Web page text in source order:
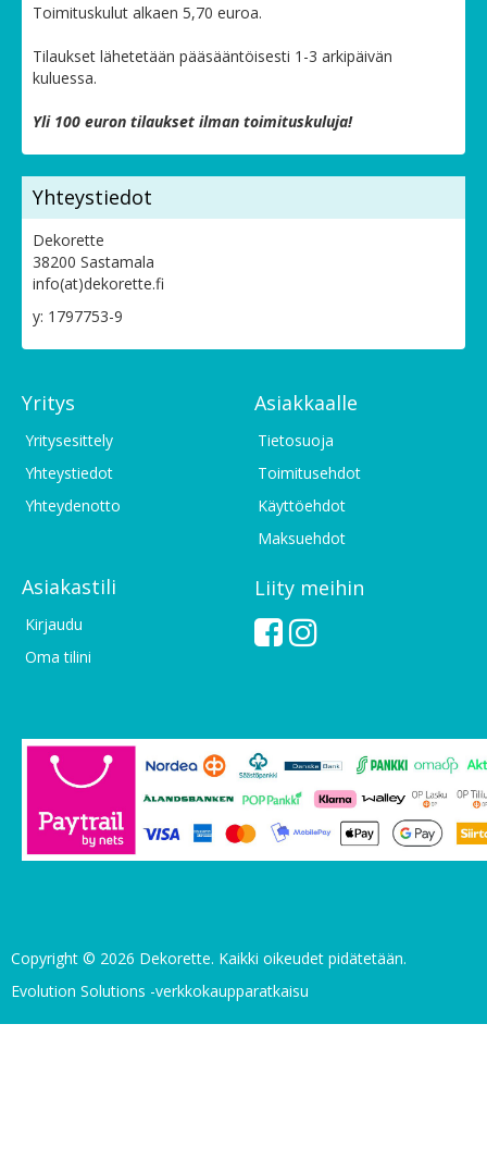
Toimituskulut alkaen 5,70 euroa.
Tilaukset lähetetään pääsääntöisesti 1-3 arkipäivän
kuluessa.
Yli 100 euron tilaukset ilman toimituskuluja!
Yhteystiedot
Dekorette
38200 Sastamala
info(at)dekorette.fi
y: 1797753-9
Yritys
Yritysesittely
Yhteystiedot
Yhteydenotto
Asiakkaalle
Tietosuoja
Toimitusehdot
Käyttöehdot
Maksuehdot
Asiakastili
Kirjaudu
Oma tilini
Liity meihin
Copyright © 2026 Dekorette. Kaikki oikeudet pidätetään.
Evolution Solutions -verkkokaupparatkaisu